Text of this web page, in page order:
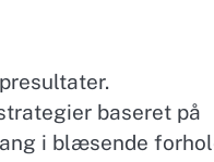
baseret på
i blæsende